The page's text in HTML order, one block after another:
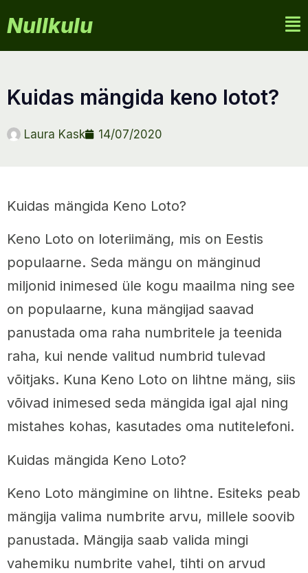
Nullkulu
kuidas mängida keno lotot?
Laura Kask 14/07/2020
Kuidas mängida Keno Loto?
Keno Loto on loteriimäng, mis on Eestis
populaarne. Seda mängu on mänginud
miljonid inimesed üle kogu maailma ning see
on populaarne, kuna mängijad saavad
panustada oma raha numbritele ja teenida
raha, kui nende valitud numbrid tulevad
võitjaks. Kuna Keno Loto on lihtne mäng, siis
võivad inimesed seda mängida igal ajal ning
mistahes kohas, kasutades oma nutitelefoni.
Kuidas mängida Keno Loto?
Keno Loto mängimine on lihtne. Esiteks peab
mängija valima numbrite arvu, millele soovib
panustada. Mängija saab valida mingi
vahemiku numbrite vahel, tihti on arvud